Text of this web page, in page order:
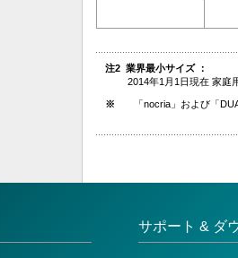
注2 業界最小サイズ ：
2014年1月1日現在 家庭
※ 「nocria」および「
サポート & ダ